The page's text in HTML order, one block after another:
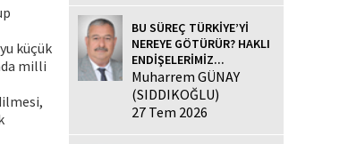
küçük
milli
BU SÜREÇ TÜRKİYE’Yİ
NEREYE GÖTÜRÜR? HAKLI
ENDİŞELERİMİZ...
Muharrem GÜNAY
(SIDDIKOĞLU)
27 Tem 2026